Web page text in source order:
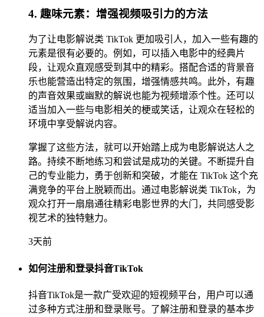
4. 趣味元素：增强视频吸引力的方法
为了让电影解说类 TikTok 更加吸引人，加入一些有趣的
元素是很有必要的。例如，可以插入电影中的经典片
段，让观众直观感受到其中的精彩。搭配合适的背景音
乐也能营造出特定的氛围，增强情感共鸣。此外，有趣
的声音效果或幽默的解说也能为视频增添个性。还可以
适当加入一些与电影相关的梗或笑话，让观众在轻松的
环境中享受解说内容。
掌握了这些方法，就可以开始踏上成为电影解说达人之
路。持续不断地练习和尝试是成功的关键。不断提升自
己的专业能力，勇于创新和突破，才能在 TikTok 这个充
满竞争的平台上脱颖而出。通过电影解说类 TikTok，为
观众打开一扇扇通往精彩电影世界的大门，共同感受影
视艺术的独特魅力。
3天前
如何注册和登录抖音TikTok
抖音TikTok是一款广受欢迎的短视频平台，用户可以通
过多种方式注册和登录账号。了解注册和登录的基本步